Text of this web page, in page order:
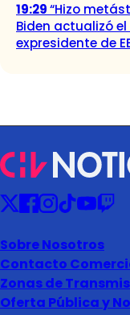
19:29“Hizo
Biden actualizó
expresidente de
Sobre Nosotros
Contacto
Zonas de
Oferta Pública y